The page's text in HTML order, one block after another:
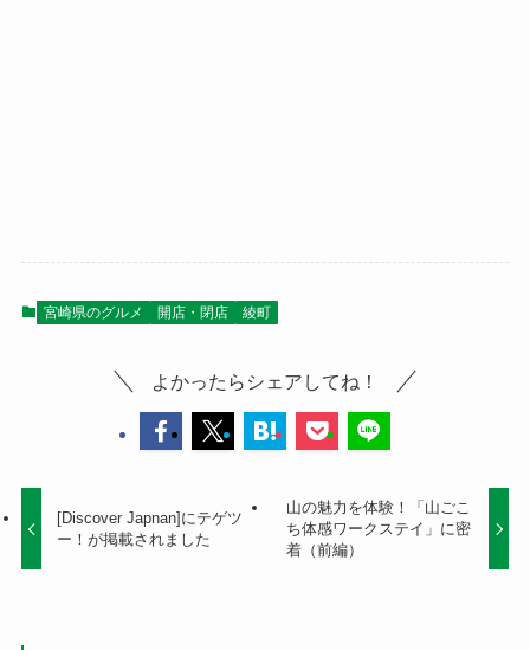
宮崎県のグルメ 開店・閉店 綾町
よかったらシェアしてね！
[Discover Japnan]にテゲツ
ー！が掲載されました
山の魅力を体験！「山ごこ
ち体感ワークステイ」に密
着（前編）